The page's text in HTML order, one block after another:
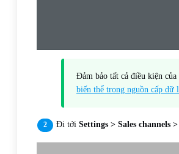
Đảm bảo tất cả điều kiện
biến thể trong nguồn cấp dữ
Đi tới Settings > Sales channels